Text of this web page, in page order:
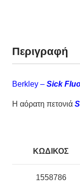
Περιγραφή
Berkley – Sick
H αόρατη πετονιά
ΚΩΔΙΚΟΣ
1558786